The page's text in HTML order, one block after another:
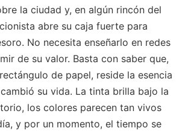
la ciudad y, en algún rincón del
abre su caja fuerte para
No necesita enseñarlo en redes
de su valor. Basta con saber que,
de papel, reside la esencia
su vida. La tinta brilla bajo la
los colores parecen tan vivos
y por un momento, el tiempo se